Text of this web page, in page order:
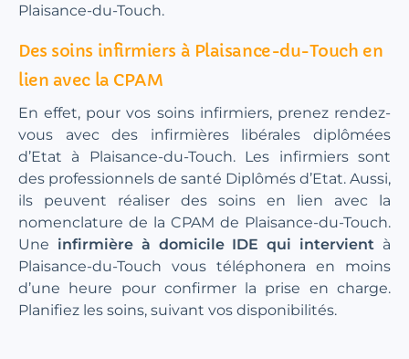
Plaisance-du-Touch.
Des soins infirmiers à Plaisance-du-Touch en
lien avec la CPAM
En effet, pour vos soins infirmiers, prenez rendez-
vous avec des infirmières libérales diplômées
d’Etat à Plaisance-du-Touch. Les infirmiers sont
des professionnels de santé Diplômés d’Etat. Aussi,
ils peuvent réaliser des soins en lien avec la
nomenclature de la CPAM de Plaisance-du-Touch.
Une infirmière à domicile IDE qui intervient à
Plaisance-du-Touch vous téléphonera en moins
d’une heure pour confirmer la prise en charge.
Planifiez les soins, suivant vos disponibilités.